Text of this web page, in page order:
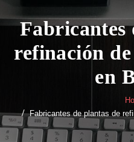
Fabricantes
refinación
en
Fabricantes de plantas de